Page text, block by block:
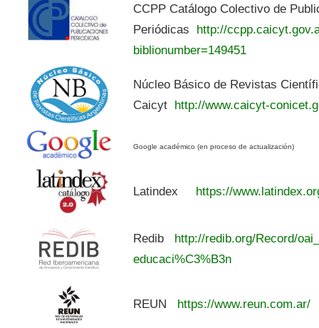
CCPP Catálogo Colectivo de
Periódicas http://
biblionumber=149451
Núcleo Básico de Revistas
Caicyt http://www.caicyt-
Google académico (en proceso de actualización)
Latindex https://
Redib
http://redib.org/Record/
educaci%C3%B3n
REUN https://www.reun.com.ar/